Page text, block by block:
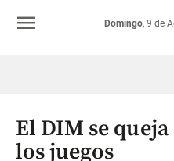
Colombia
Domingo, 9 de
menu
El DIM se
los juegos